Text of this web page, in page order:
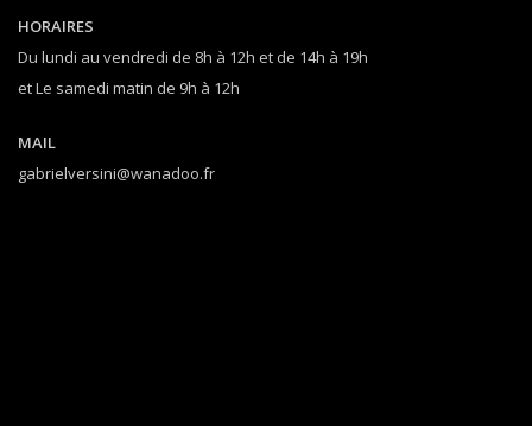
HORAIRES
Du lundi au vendredi de 8h à 12h et de 14h à 19h
et Le samedi matin de 9h à 12h
MAIL
gabrielversini@wanadoo.fr